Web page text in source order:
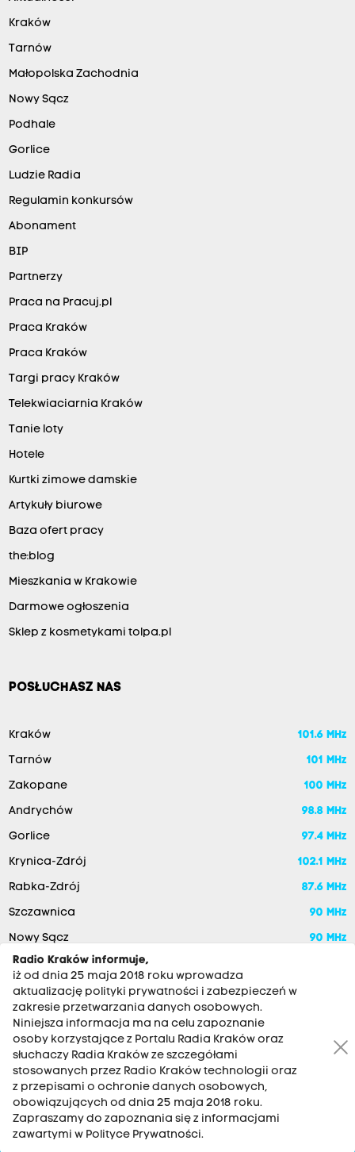
Kraków
Tarnów
Małopolska Zachodnia
Nowy Sącz
Podhale
Gorlice
Ludzie Radia
Regulamin konkursów
Abonament
BIP
Partnerzy
Praca na Pracuj.pl
Praca Kraków
Praca Kraków
Targi pracy Kraków
Telekwiaciarnia Kraków
Tanie loty
Hotele
Kurtki zimowe damskie
Artykuły biurowe
Baza ofert pracy
the:blog
Mieszkania w Krakowie
Darmowe ogłoszenia
Sklep z kosmetykami tolpa.pl
POSŁUCHASZ NAS
Kraków 101.6 MHz
Tarnów 101 MHz
Zakopane 100 MHz
Andrychów 98.8 MHz
Gorlice 97.4 MHz
Krynica-Zdrój 102.1 MHz
Rabka-Zdrój 87.6 MHz
Szczawnica 90 MHz
Nowy Sącz 90 MHz
RADIO KRAKÓW SA. Aleja Juliusza Słowackiego 22, 30-007
Kraków
Antena: 12 200 33 33
Radio Kraków informuje,
iż od dnia 25 maja 2018 roku wprowadza
aktualizację polityki prywatności i zabezpieczeń w
zakresie przetwarzania danych osobowych.
Niniejsza informacja ma na celu zapoznanie
osoby korzystające z Portalu Radia Kraków oraz
słuchaczy Radia Kraków ze szczegółami
stosowanych przez Radio Kraków technologii oraz
z przepisami o ochronie danych osobowych,
obowiązujących od dnia 25 maja 2018 roku.
Zapraszamy do zapoznania się z informacjami
zawartymi w Polityce Prywatności.